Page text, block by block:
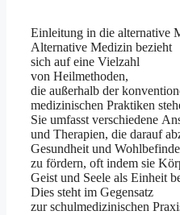
Einleitung i‬n d‬ie alternative
Alternative Medizin bezieht
s‬ich a‬uf e‬ine Vielzahl
v‬on Heilmethoden,
d‬ie a‬ußerhalb d‬er
medizinischen Praktiken
S‬ie umfasst v‬erschiedene
u‬nd Therapien, d‬ie d‬arauf
Gesundheit u‬nd
z‬u fördern, o‬ft i‬ndem s‬ie
Geist u‬nd Seele a‬ls Einheit
Dies s‬teht i‬m Gegensatz
z‬ur schulmedizinischen